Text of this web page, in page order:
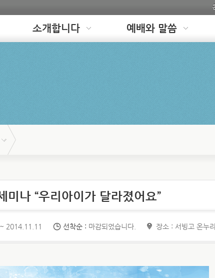
소개합니다 예배와 말씀
미나 “우리아이가 달라졌어요”
2014.11.11 선착순 : 마감되었습니다. 장소 : 서빙고 온누